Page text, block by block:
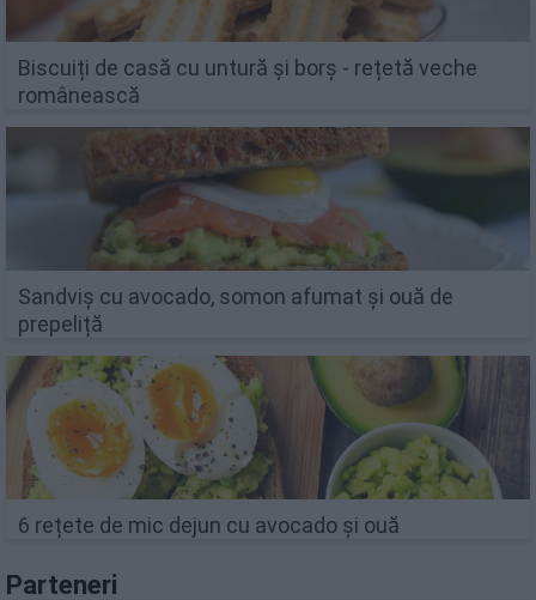
Biscuiți de casă cu untură și borș - rețetă veche
românească
Sandviș cu avocado, somon afumat și ouă de
prepeliță
6 rețete de mic dejun cu avocado și ouă
Parteneri